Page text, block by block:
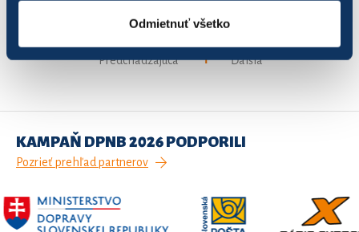
Odmietnuť všetko
Záznamy 1 až 3 z celkom 3
Predchádzajúca 1 Ďalšia
KAMPAŇ DPNB 2026 PODPORILI
Pozrieť prehľad partnerov